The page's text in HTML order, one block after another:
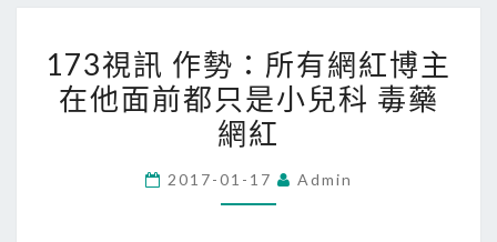
視
訊
作
所
173視訊 作勢：所有網紅博主
在他面前都只是小兒科 毒藥
網紅
2017-01-17 Admin